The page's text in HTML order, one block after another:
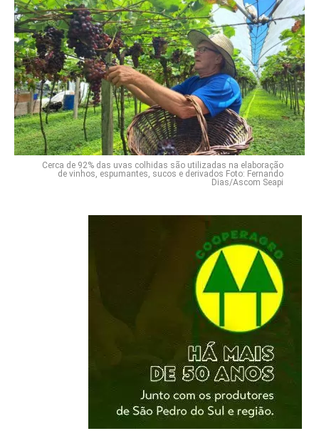
Cerca de 92% das uvas colhidas são utilizadas na elaboração
de vinhos, espumantes, sucos e derivados Foto: Fernando
Dias/Ascom Seapi